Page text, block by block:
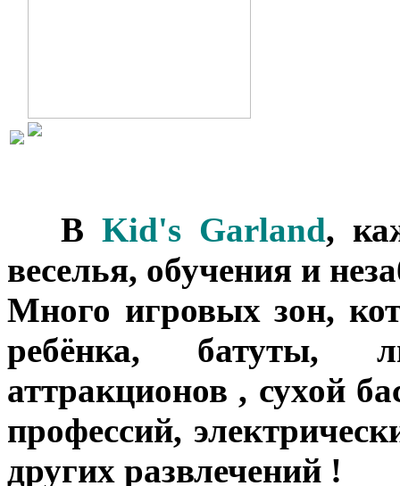
В Kid's Garland,
веселья, обучения и
Много игровых зон,
ребёнка, батуты,
аттракционов , сухой
профессий,
других развлечений !